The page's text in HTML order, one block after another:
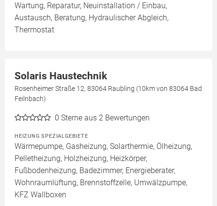
Wartung, Reparatur, Neuinstallation / Einbau,
Austausch, Beratung, Hydraulischer Abgleich,
Thermostat
Solaris Haustechnik
Rosenheimer Straße 12, 83064 Raubling (10km von 83064 Bad
Feilnbach)
0 Sterne aus 2 Bewertungen
HEIZUNG SPEZIALGEBIETE
Wärmepumpe, Gasheizung, Solarthermie, Ölheizung,
Pelletheizung, Holzheizung, Heizkörper,
Fußbodenheizung, Badezimmer, Energieberater,
Wohnraumlüftung, Brennstoffzelle, Umwälzpumpe,
KFZ Wallboxen